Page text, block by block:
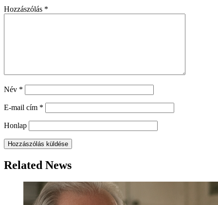
Hozzászólás *
Név *
E-mail cím *
Honlap
Related News